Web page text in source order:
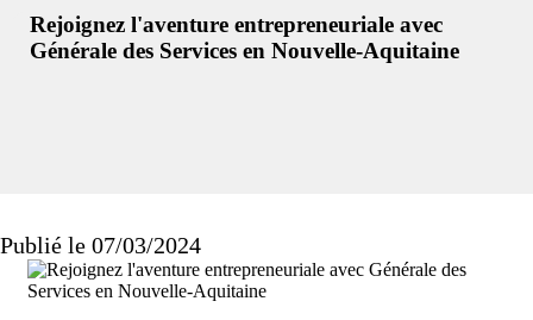
Rejoignez l'aventure entrepreneuriale avec
Générale des Services en Nouvelle-Aquitaine
Publié le 07/03/2024